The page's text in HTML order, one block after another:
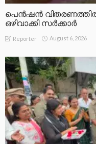
പെൻഷൻ
ഒഴിവാക്കി സർക്കാർ
Reporter August 6, 2026